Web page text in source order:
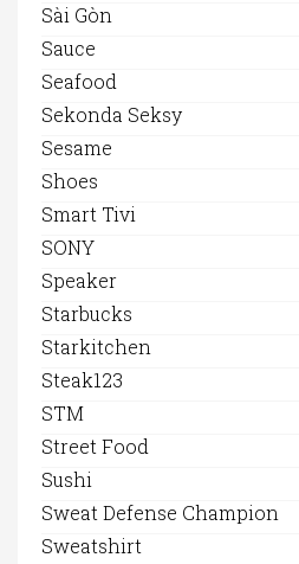
Sài Gòn
Sauce
Seafood
Sekonda Seksy
Sesame
Shoes
Smart Tivi
SONY
Speaker
Starbucks
Starkitchen
Steak123
STM
Street Food
Sushi
Sweat Defense Champion
Sweatshirt